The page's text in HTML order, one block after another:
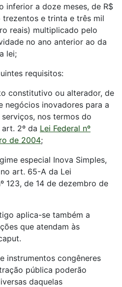
inferior a doze meses, de R$
trezentos e trinta e três mil
reais) multiplicado pelo
no ano anterior ao da
lei;
requisitos:
constitutivo ou alterador, de
negócios inovadores para a
nos termos do
2º da Lei Federal nº
de 2004;
especial Inova Simples,
art. 65-A da Lei
123, de 14 de dezembro de
aplica-se também a
que atendam às
instrumentos congêneres
pública poderão
daquelas